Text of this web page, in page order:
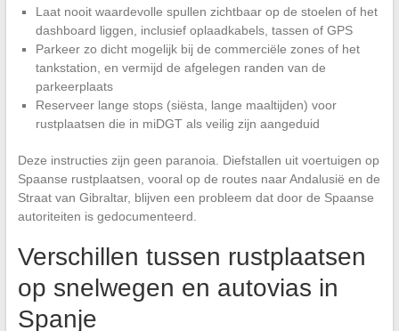
Laat nooit waardevolle spullen zichtbaar op de stoelen of het
dashboard liggen, inclusief oplaadkabels, tassen of GPS
Parkeer zo dicht mogelijk bij de commerciële zones of het
tankstation, en vermijd de afgelegen randen van de
parkeerplaats
Reserveer lange stops (siësta, lange maaltijden) voor
rustplaatsen die in miDGT als veilig zijn aangeduid
Deze instructies zijn geen paranoia. Diefstallen uit voertuigen op
Spaanse rustplaatsen, vooral op de routes naar Andalusië en de
Straat van Gibraltar, blijven een probleem dat door de Spaanse
autoriteiten is gedocumenteerd.
Verschillen tussen rustplaatsen
op snelwegen en autovias in
Spanje